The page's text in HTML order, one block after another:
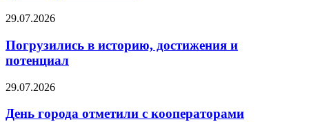
29.07.2026
Погрузились в историю, достижения и
потенциал
29.07.2026
День города отметили с кооператорами